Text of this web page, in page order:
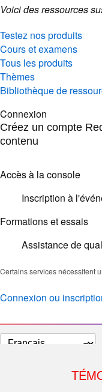
Voici des ressources
Testez nos produits
Cours et examens
Tous les produits
Thèmes
Bibliothèque de
Connexion
Créez un compte
contenu
Accès à la console
Inscription à
Formations et essais
Assistance de
Certains services nécessitent
Connexion ou
Changer